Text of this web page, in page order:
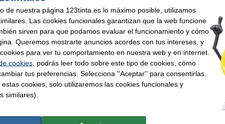
y económica con las etiquetas de envío grandes GLS de repuesto Brother
de etiquetas, incluyendo la dirección y la información de devolución.
rastrear fácilmente cada envío. Las etiquetas se adhieren firmemente y se
envío o reutilizar los materiales de embalaje.
ideales para etiquetar paquetes y sobres para GLS. Esto garantiza que cada
para QL-1050, QL-1060N, QL-1100, QL-1110, QL-810, QL-820!
de nuestra página 123tinta.es lo máximo posible, utilizamos
Las cookies funcionales garantizan que la web funcione
sirven para que podamos evaluar el funcionamiento y cómo
Queremos mostrarte anuncios acordes con tus intereses, y
para ver tu comportamiento en nuestra web y en internet.
cookies, podrás leer todo sobre este tipo de cookies, cómo
tus preferencias. Selecciona ''Aceptar'' para consentirlas.
cookies, solo utilizaremos las cookies funcionales y
similares).